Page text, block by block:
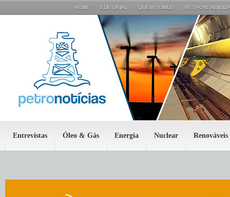
HOME EDITORIAL QUEM SOMOS
Entrevistas Óleo & Gás Energia Nuclear Renováveis